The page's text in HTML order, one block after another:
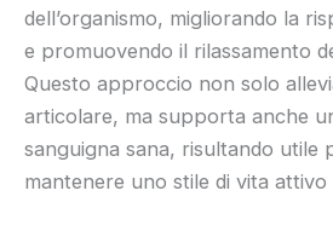
dell’organismo, migliorando la
e promuovendo il rilassamento
Questo approccio non solo
articolare, ma supporta anche
sanguigna sana, risultando utile
mantenere uno stile di vita attivo